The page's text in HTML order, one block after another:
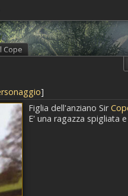
Cope
]
Figlia dell'anziano Sir
E' una ragazza spigliata